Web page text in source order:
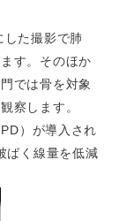
した撮影で肺
す。そのほか
では骨を対象
察します。
）が導入され
ばく線量を低減